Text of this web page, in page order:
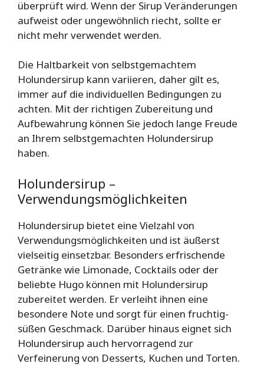
überprüft wird. Wenn der Sirup Veränderungen
aufweist oder ungewöhnlich riecht, sollte er
nicht mehr verwendet werden.
Die Haltbarkeit von selbstgemachtem
Holundersirup kann variieren, daher gilt es,
immer auf die individuellen Bedingungen zu
achten. Mit der richtigen Zubereitung und
Aufbewahrung können Sie jedoch lange Freude
an Ihrem selbstgemachten Holundersirup
haben.
Holundersirup –
Verwendungsmöglichkeiten
Holundersirup bietet eine Vielzahl von
Verwendungsmöglichkeiten und ist äußerst
vielseitig einsetzbar. Besonders erfrischende
Getränke wie Limonade, Cocktails oder der
beliebte Hugo können mit Holundersirup
zubereitet werden. Er verleiht ihnen eine
besondere Note und sorgt für einen fruchtig-
süßen Geschmack. Darüber hinaus eignet sich
Holundersirup auch hervorragend zur
Verfeinerung von Desserts, Kuchen und Torten.